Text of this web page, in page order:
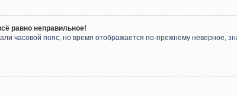
равно неправильное!
часовой пояс, но время отображается по-прежнему неверное,